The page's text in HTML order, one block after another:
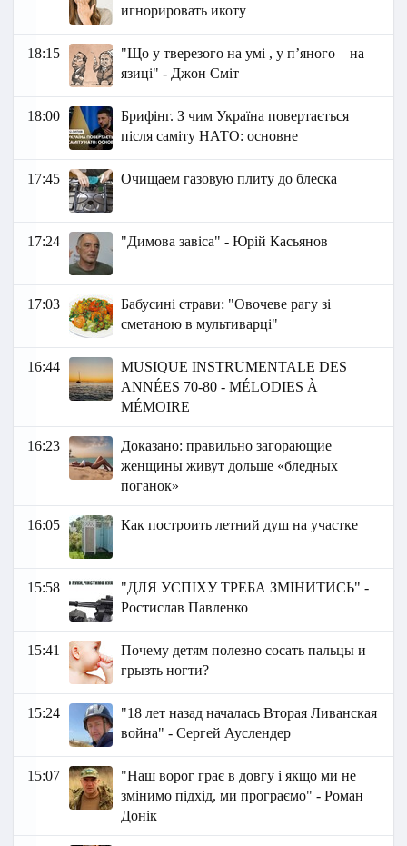
игнорировать икоту
18:15
"Що у тверезого на умі , у п’яного – на
язиці" - Джон Сміт
18:00
Брифінг. З чим Україна повертається
після саміту НАТО: основне
17:45 Очищаем газовую плиту до блеска
17:24 "Димова завіса" - Юрій Касьянов
17:03
Бабусині страви: "Овочеве рагу зі
сметаною в мультиварці"
16:44
MUSIQUE INSTRUMENTALE DES
ANNÉES 70-80 - MÉLODIES À
MÉMOIRE
16:23
Доказано: правильно загорающие
женщины живут дольше «бледных
поганок»
16:05 Как построить летний душ на участке
15:58
"ДЛЯ УСПІХУ ТРЕБА ЗМІНИТИСЬ" -
Ростислав Павленко
15:41
Почему детям полезно сосать пальцы и
грызть ногти?
15:24
"18 лет назад началась Вторая Ливанская
война" - Сергей Ауслендер
15:07
"Наш ворог грає в довгу і якщо ми не
змінимо підхід, ми програємо" - Роман
Донік